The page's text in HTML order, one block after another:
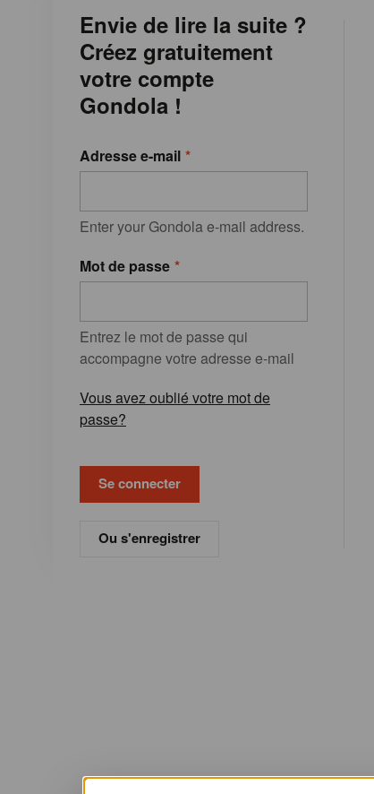
Envie de lire la suite ?
Créez gratuitement
votre compte
Gondola !
Adresse e-mail
Enter your Gondola e-mail address.
Mot de passe
Entrez le mot de passe qui
accompagne votre adresse e-mail
Vous avez oublié votre mot de
passe?
Ou s'enregistrer